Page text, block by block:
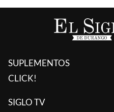
SUPLEMENTOS
CLICK!
SIGLO TV